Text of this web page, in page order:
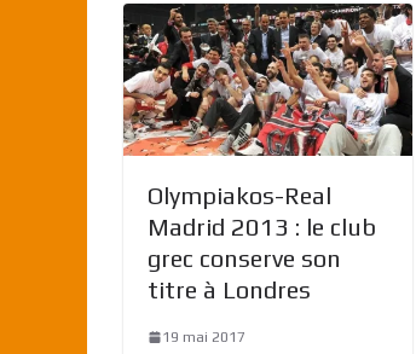
Olympiakos-Real
Madrid 2013 : le club
grec conserve son
titre à Londres
19 mai 2017